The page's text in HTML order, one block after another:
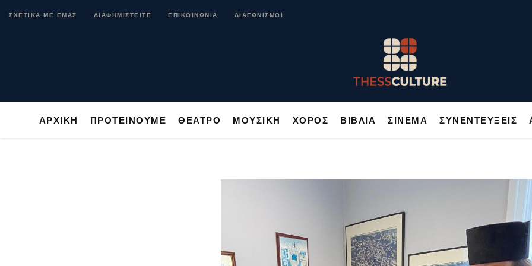
ΣΧΕΤΙΚΑ ΜΕ ΕΜΑΣ ΔΙΑΦΗΜΙΣΤΕΙΤΕ ΕΠΙΚΟΙΝΩΝΙΑ ΔΙΑΓΩΝΙΣΜΟΙ
ΑΡΧΙΚΗ ΠΡΟΤΕΙΝΟΥΜΕ ΘΕΑΤΡΟ ΜΟΥΣΙΚΗ ΧΟΡΟΣ ΒΙΒΛΙΑ ΣΙΝΕΜΑ ΣΥΝΕΝΤΕΥΞΕΙΣ
ΑΡΧΙΚΗ ΠΡΟΤΕΙΝΟΥΜΕ ΘΕΑΤΡΟ ΜΟΥΣΙΚΗ